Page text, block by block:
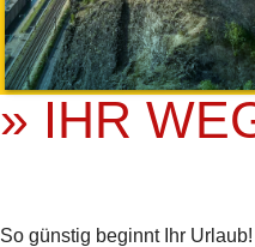
» IHR
So günstig beginnt Ihr